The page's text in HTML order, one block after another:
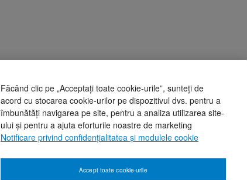
Făcând clic pe „Acceptați toate cookie-urile”, sunteți de
acord cu stocarea cookie-urilor pe dispozitivul dvs. pentru a
îmbunătăți navigarea pe site, pentru a analiza utilizarea site-
ului și pentru a ajuta eforturile noastre de marketing
Notificare privind confidențialitatea și modulele cookie
Accept toate cookie-urile